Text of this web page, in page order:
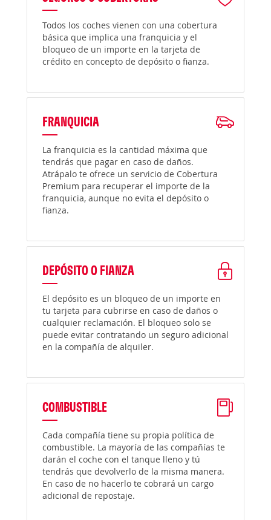
Todos los coches vienen con una cobertura
básica que implica una franquicia y el
bloqueo de un importe en la tarjeta de
crédito en concepto de depósito o fianza.
FRANQUICIA
La franquicia es la cantidad máxima que
tendrás que pagar en caso de daños.
Atrápalo te ofrece un servicio de Cobertura
Premium para recuperar el importe de la
franquicia, aunque no evita el depósito o
fianza.
DEPÓSITO O FIANZA
El depósito es un bloqueo de un importe en
tu tarjeta para cubrirse en caso de daños o
cualquier reclamación. El bloqueo solo se
puede evitar contratando un seguro adicional
en la compañía de alquiler.
COMBUSTIBLE
Cada compañía tiene su propia política de
combustible. La mayoría de las compañías te
darán el coche con el tanque lleno y tú
tendrás que devolverlo de la misma manera.
En caso de no hacerlo te cobrará un cargo
adicional de repostaje.